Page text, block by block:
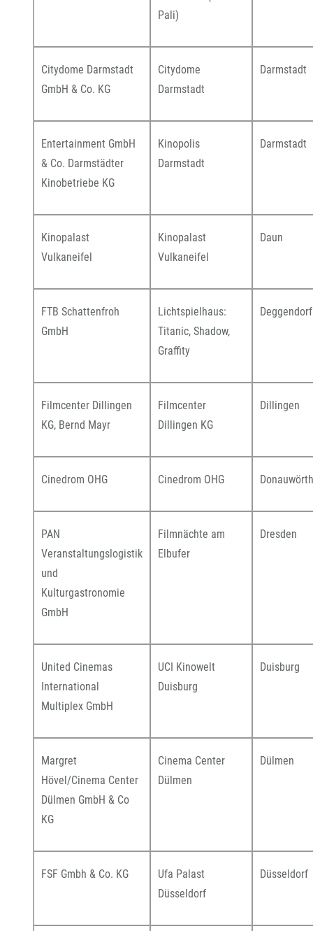
Pali)
Citydome Darmstadt
GmbH & Co. KG
Citydome
Darmstadt
Darmstadt
Entertainment GmbH
& Co. Darmstädter
Kinobetriebe KG
Kinopolis
Darmstadt
Darmstadt
Kinopalast
Vulkaneifel
Kinopalast
Vulkaneifel
Daun
FTB Schattenfroh
GmbH
Lichtspielhaus:
Titanic, Shadow,
Graffity
Deggendorf
Filmcenter Dillingen
KG, Bernd Mayr
Filmcenter
Dillingen KG
Dillingen
Cinedrom OHG Cinedrom OHG Donauwörth
PAN
Veranstaltungslogistik
und
Kulturgastronomie
GmbH
Filmnächte am
Elbufer
Dresden
United Cinemas
International
Multiplex GmbH
UCI Kinowelt
Duisburg
Duisburg
Margret
Hövel/Cinema Center
Dülmen GmbH & Co
KG
Cinema Center
Dülmen
Dülmen
FSF Gmbh & Co. KG
Ufa Palast
Düsseldorf
Düsseldorf